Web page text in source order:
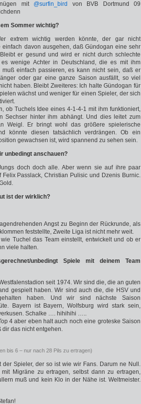
mit @surfin_bird
von BVB Dortmund 09
Sommer wichtig?
extrem wichtig werden könnte, der gar nicht
einfach davon ausgehen, daß Gündogan eine sehr
er gesund und wird er nicht durch schlechte
es wenige Achter in Deutschland, die es mit ihm
muß einfach passieren, es kann nicht sein, daß er
oder gar eine ganze Saison ausfällt, so viel
haben. Bleibt Zweiteres: Ich halte Gündogan für
wächst und weniger für einen Spieler, der sich
ob Tuchels Idee eines 4-1-4-1 mit ihm funktioniert,
Sechser hinter ihm abhängt. Und dies leitet zum
Weigl. Er bringt wohl das größere spielerische
könnte diesen tatsächlich verdrängen. Ob ein
gewachsen ist, wird spannend zu sehen sein.
unbedingt anschauen?
doch doch alle. Aber wenn sie auf ihre paar
Felix Passlack, Christian Pulisic und Dzenis Burnic.
ist der wirklich?
Angst zu Beginn der Rückrunde, als
feststellte, Zweite Liga ist nicht mehr weit.
Tuchel das Team einstellt, entwickelt und ob er
viele halten.
unbedingt Spiele mit deinem Team
seit 1974. Wir sind die, die an guten
gespielt haben. Wir sind auch die, die HSV und
haben. Und wir sind nächste Saison
Bayern ist Bayern, Wolfsburg wird stark sein,
Schalke …. hihihihi …..
4 aber eben halt auch noch eine groteske Saison
das nicht entgehen.
bis 6 – nur nach 28 Pils zu ertragen)
der Spieler, der so ist wie wir Fans. Darum ne Null.
Migräne zu ertragen, selbst dann zu ertragen,
muß und kein Klo in der Nähe ist. Weltmeister.